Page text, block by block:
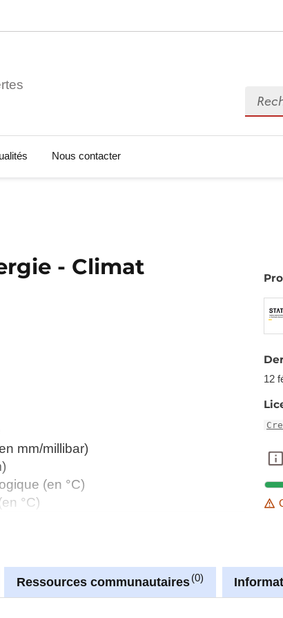
Nous contacter
- Climat
mm/millibar)
(en °C)
°C)
12
Ressources communautaires 0